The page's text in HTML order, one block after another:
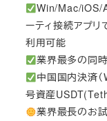
Win/Mac/iOS/
ーティ接続アプ
利用可能
業界最多の同
中国国内決済（
号資産
業界最長のお